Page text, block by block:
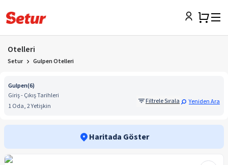
Otelleri
Setur Gulpen Otelleri
Gulpen(6)
Giriş - Çıkış Tarihleri
1 Oda, 2 Yetişkin
Filtrele Sırala Yeniden Ara
Haritada Göster